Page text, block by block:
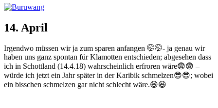
14. April
Irgendwo müssen wir ja zum sparen anfangen 🤭🤭- ja genau wir
haben uns ganz spontan für Klamotten entschieden; abgesehen dass
ich in Schottland (14.4.18) wahrscheinlich erfroren wäre😨😨 –
würde ich jetzt ein Jahr später in der Karibik schmelzen😎😎; wobei
ein bisschen schmelzen gar nicht schlecht wäre.😆😆